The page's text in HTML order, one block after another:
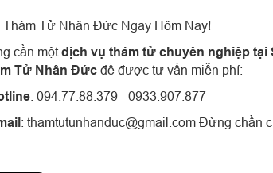
Thám Tử Nhân Đức Ngay Hôm Nay!
cần mộtdịch vụ thám tử chuyên nghiệp tại
Tử Nhân Đức để được tư vấn miễn phí:
: 094.77.88.379 - 0933.907.877
: thamtutunhanduc@gmail.com Đừng chần